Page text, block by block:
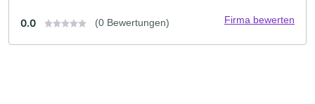
0.0 (0 Bewertungen) Firma bewerten